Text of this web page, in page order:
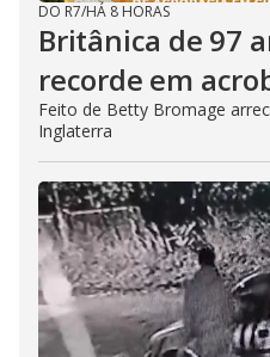
DO R7/HÁ 8 HORAS
Britânica de 97
recorde em
Feito de Betty Bromage
Inglaterra